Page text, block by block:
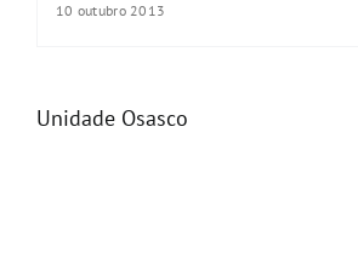
10 outubro 2013
Unidade Osasco